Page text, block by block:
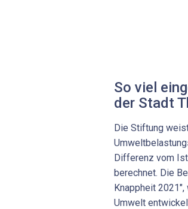
So viel
der Stadt
Die Stiftung
Differenz vom
berechnet. Die
Knappheit
Umwelt